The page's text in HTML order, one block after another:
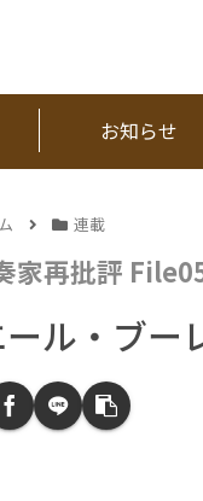
お知らせ
連載
家再批評
ール・ブ